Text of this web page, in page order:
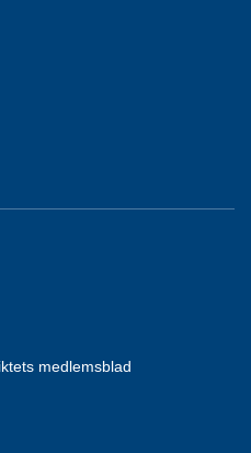
medlemsblad